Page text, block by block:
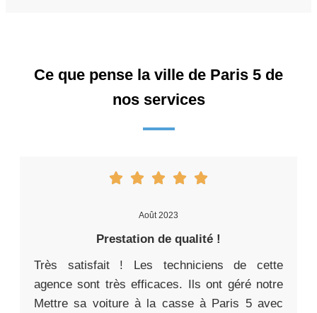
Ce que pense la ville de Paris 5 de
nos services
Août 2023
Prestation de qualité !
Très satisfait ! Les techniciens de cette
agence sont très efficaces. Ils ont géré notre
Mettre sa voiture à la casse à Paris 5 avec